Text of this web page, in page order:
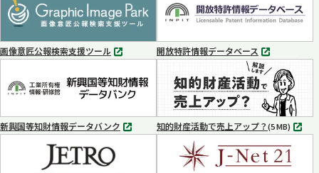
で
開
く
ブ
で
く
画像意匠公報検索支援ツール
別
ブ
で
く
開放特許情報データベース
別
タ
ブ
で
開
く
新興国等知財情報データバンク
別
知的財産活動で売上アップ？(5 MB) MP4